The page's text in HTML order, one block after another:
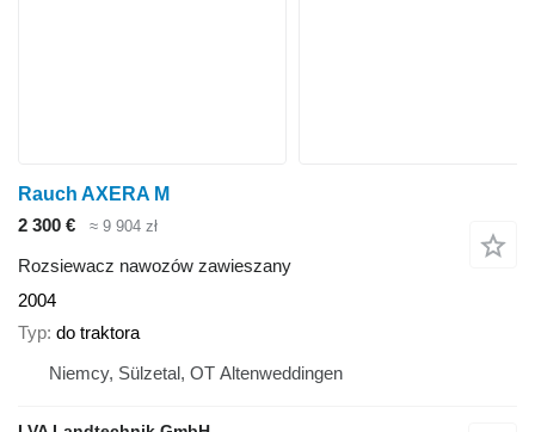
Rauch AXERA M
2 300 €
≈ 9 904 zł
Rozsiewacz nawozów zawieszany
2004
Typ do traktora
Niemcy, Sülzetal, OT Altenweddingen